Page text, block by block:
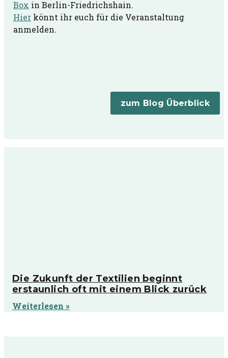
Box in Berlin-Friedrichshain.
Hier könnt ihr euch für die Veranstaltung
anmelden.
zum Blog Überblick
Die Zukunft der Textilien beginnt
erstaunlich oft mit einem Blick zurück
Weiterlesen »